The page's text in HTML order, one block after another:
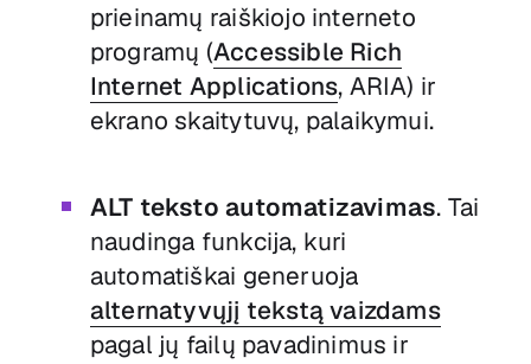
prieinamų raiškiojo interneto
programų (Accessible Rich
Internet Applications, ARIA) ir
ekrano skaitytuvų, palaikymui.
ALT teksto automatizavimas. Tai
naudinga funkcija, kuri
automatiškai generuoja
alternatyvųjį tekstą vaizdams
pagal jų failų pavadinimus ir